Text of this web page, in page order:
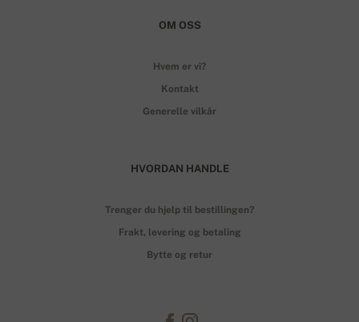
OM OSS
Hvem er vi?
Kontakt
Generelle vilkår
HVORDAN HANDLE
Trenger du hjelp til bestillingen?
Frakt, levering og betaling
Bytte og retur